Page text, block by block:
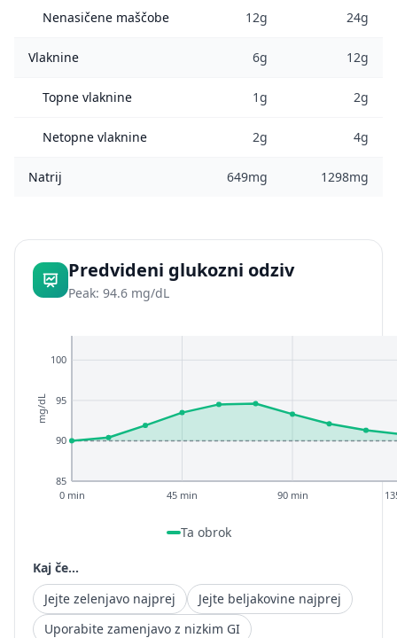
Nenasičene maščobe 12g 24g
Vlaknine 6g 12g
Topne vlaknine 1g 2g
Netopne vlaknine 2g 4g
Natrij 649mg 1298mg
Predvideni glukozni odziv
Peak: 94.6 mg/dL
85
90
95
100
0 min 45 min 90 min
mg/dL
Ta obrok
Kaj če...
Jejte zelenjavo najprej
Jejte beljakovine najprej
Uporabite zamenjavo z nizkim GI